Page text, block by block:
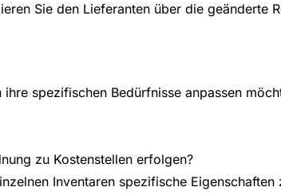
Sie den Lieferanten über die geänderte
spezifischen Bedürfnisse anpassen
zu Kostenstellen erfolgen?
Inventaren spezifische